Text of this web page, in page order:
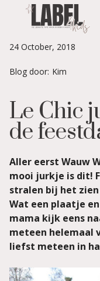
24 October, 2018
Blog door: Kim
Le Chic
de
Aller eerst Wauw
mooi jurkje is dit!
stralen bij het zien
Wat een plaatje
mama kijk eens
meteen helemaal
liefst meteen in